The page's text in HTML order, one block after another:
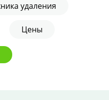
удаления
Цены
55